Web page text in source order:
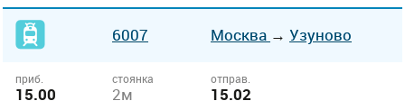
6007 Москва → Узуново
приб.
15.00
стоянка
2м
отправ.
15.02